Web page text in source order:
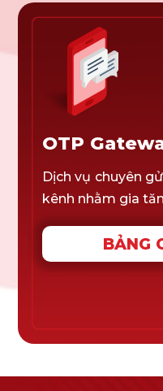
OTP
Dịch vụ chuyên
kênh nhằm gia
BẢNG